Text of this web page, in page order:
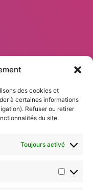
des cookies et
à certaines informations
Refuser ou retirer
du site.
Toujours activé